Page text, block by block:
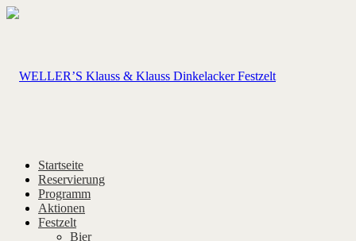
Startseite
Reservierung
Programm
Aktionen
Festzelt
Bier